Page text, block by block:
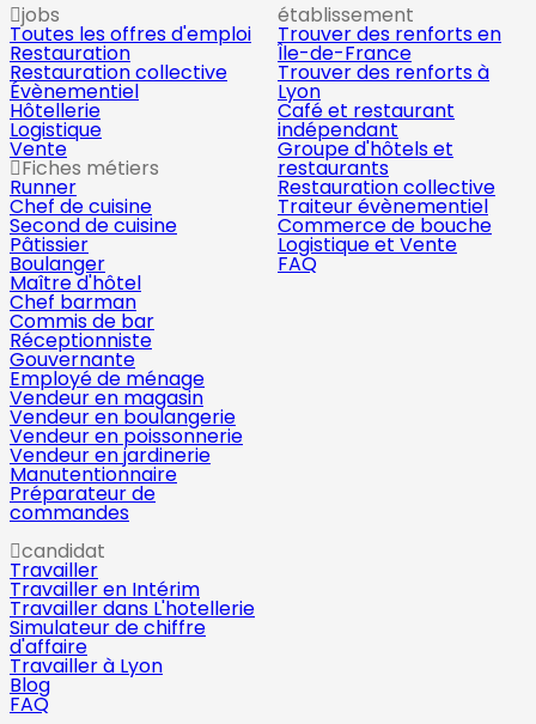
jobs
Toutes les offres d'emploi
Restauration
Restauration collective
Évènementiel
Hôtellerie
Logistique
Vente
Fiches métiers
Runner
Chef de cuisine
Second de cuisine
Pâtissier
Boulanger
Maître d'hôtel
Chef barman
Commis de bar
Réceptionniste
Gouvernante
Employé de ménage
Vendeur en magasin
Vendeur en boulangerie
Vendeur en poissonnerie
Vendeur en jardinerie
Manutentionnaire
Préparateur de
commandes
établissement
Trouver des renforts en
Île-de-France
Trouver des renforts à
Lyon
Café et restaurant
indépendant
Groupe d'hôtels et
restaurants
Restauration collective
Traiteur évènementiel
Commerce de bouche
Logistique et Vente
FAQ
candidat
Travailler
Travailler en Intérim
Travailler dans L'hotellerie
Simulateur de chiffre
d'affaire
Travailler à Lyon
Blog
FAQ